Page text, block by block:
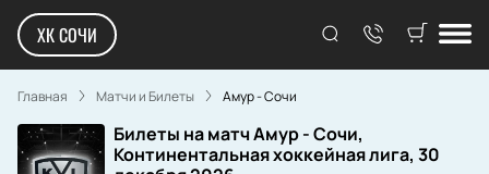
ХК СОЧИ
Главная Матчи и Билеты Амур - Сочи
Билеты на матч Амур - Сочи,
Континентальная хоккейная лига, 30